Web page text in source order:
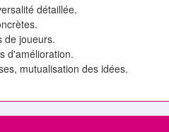
détaillée.
de joueurs.
d'amélioration.
mutualisation des idées.